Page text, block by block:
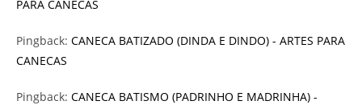
PARA CANECAS
Pingback: CANECA BATIZADO (DINDA E DINDO) - ARTES PARA
CANECAS
Pingback: CANECA BATISMO (PADRINHO E MADRINHA) -